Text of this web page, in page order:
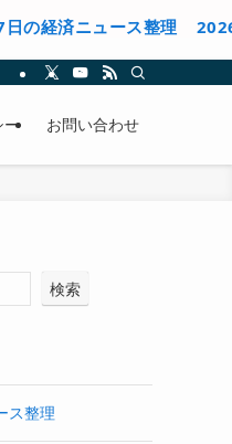
ュース整理 2026年8月5日
ー お問い合わせ
検索
ス整理